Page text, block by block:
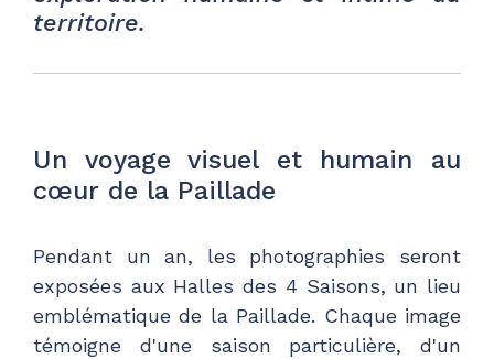
territoire.
Un voyage visuel et humain au
cœur de la Paillade
Pendant un an, les photographies seront
exposées aux Halles des 4 Saisons, un lieu
emblématique de la Paillade. Chaque image
témoigne d'une saison particulière, d'un